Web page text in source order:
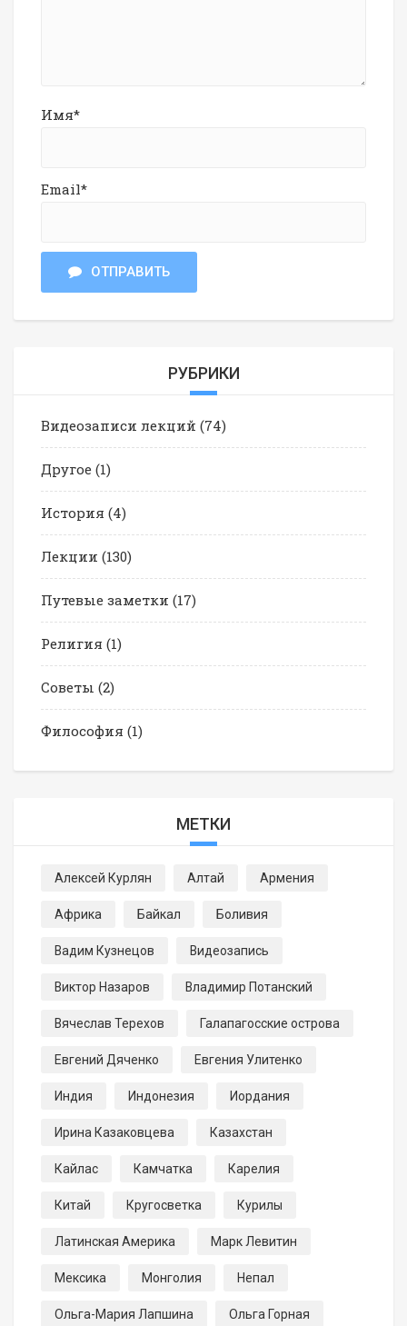
Имя*
Email*
ОТПРАВИТЬ
РУБРИКИ
Видеозаписи лекций (74)
Другое (1)
История (4)
Лекции (130)
Путевые заметки (17)
Религия (1)
Советы (2)
Философия (1)
МЕТКИ
Алексей Курлян Алтай Армения
Африка Байкал Боливия
Вадим Кузнецов Видеозапись
Виктор Назаров Владимир Потанский
Вячеслав Терехов Галапагосские острова
Евгений Дяченко Евгения Улитенко
Индия Индонезия Иордания
Ирина Казаковцева Казахстан
Кайлас Камчатка Карелия
Китай Кругосветка Курилы
Латинская Америка Марк Левитин
Мексика Монголия Непал
Ольга-Мария Лапшина Ольга Горная